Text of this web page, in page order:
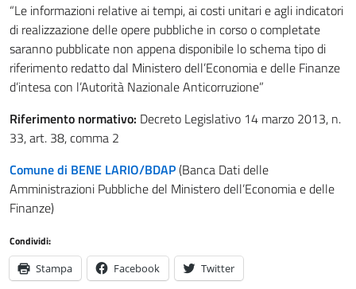
“Le informazioni relative ai tempi, ai costi unitari e agli indicatori
di realizzazione delle opere pubbliche in corso o completate
saranno pubblicate non appena disponibile lo schema tipo di
riferimento redatto dal Ministero dell’Economia e delle Finanze
d’intesa con l’Autorità Nazionale Anticorruzione”
Riferimento normativo: Decreto Legislativo 14 marzo 2013, n.
33, art. 38, comma 2
Comune di BENE LARIO/BDAP(Banca Dati delle
Amministrazioni Pubbliche del Ministero dell’Economia e delle
Finanze)
Condividi:
Stampa Facebook Twitter